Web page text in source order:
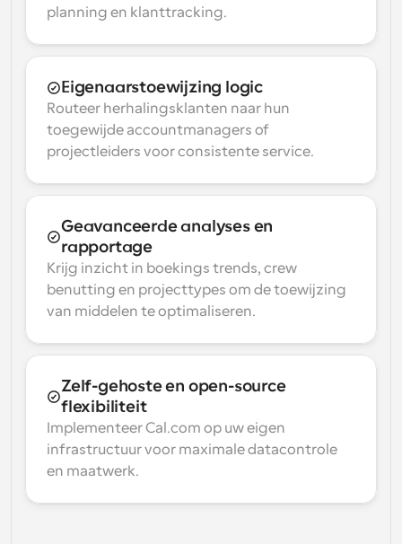
planning en klanttracking.
Eigenaarstoewijzing logic
Routeer herhalingsklanten naar hun
toegewijde accountmanagers of
projectleiders voor consistente service.
Geavanceerde analyses en
rapportage
Krijg inzicht in boekings trends, crew
benutting en projecttypes om de toewijzing
van middelen te optimaliseren.
Zelf-gehoste en open-source
flexibiliteit
Implementeer Cal.com op uw eigen
infrastructuur voor maximale datacontrole
en maatwerk.